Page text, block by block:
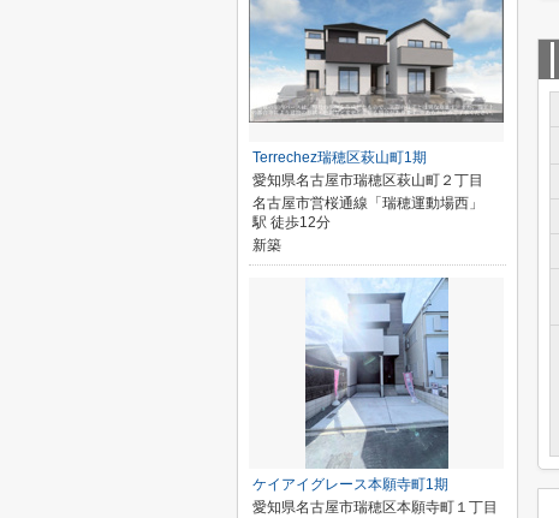
Terrechez瑞穂区萩山町1期
愛知県名古屋市瑞穂区萩山町２丁目
名古屋市営桜通線「瑞穂運動場西」
駅 徒歩12分
新築
ケイアイグレース本願寺町1期
愛知県名古屋市瑞穂区本願寺町１丁目